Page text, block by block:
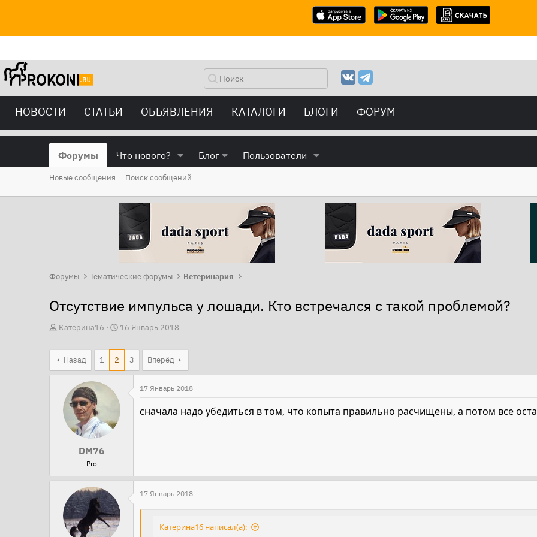
НОВОСТИ СТАТЬИ ОБЪЯВЛЕНИЯ КАТАЛОГИ БЛОГИ ФОРУМ
Форумы Что нового? Блог Пользователи
Новые сообщения Поиск сообщений
Форумы Тематические форумы Ветеринария
Отсутствие импульса у лошади. Кто встречался с такой проблемой?
А
о
Катерина16
Д
а
ч
16 Январь 2018
Назад 1 2 3 Вперёд
DM76
Pro
17 Январь 2018
сначала надо убедиться в том, что копыта правильно расчищены, а потом все
17 Январь 2018
Катерина16 написал(а):